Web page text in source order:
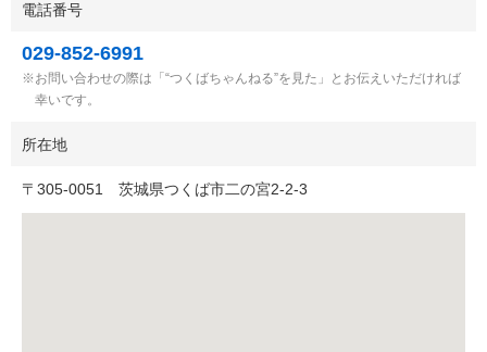
電話番号
029-852-6991
お問い合わせの際は「“つくばちゃんねる”を見た」とお伝えいただければ
幸いです。
所在地
〒 305-0051 茨城県つくば市二の宮2-2-3